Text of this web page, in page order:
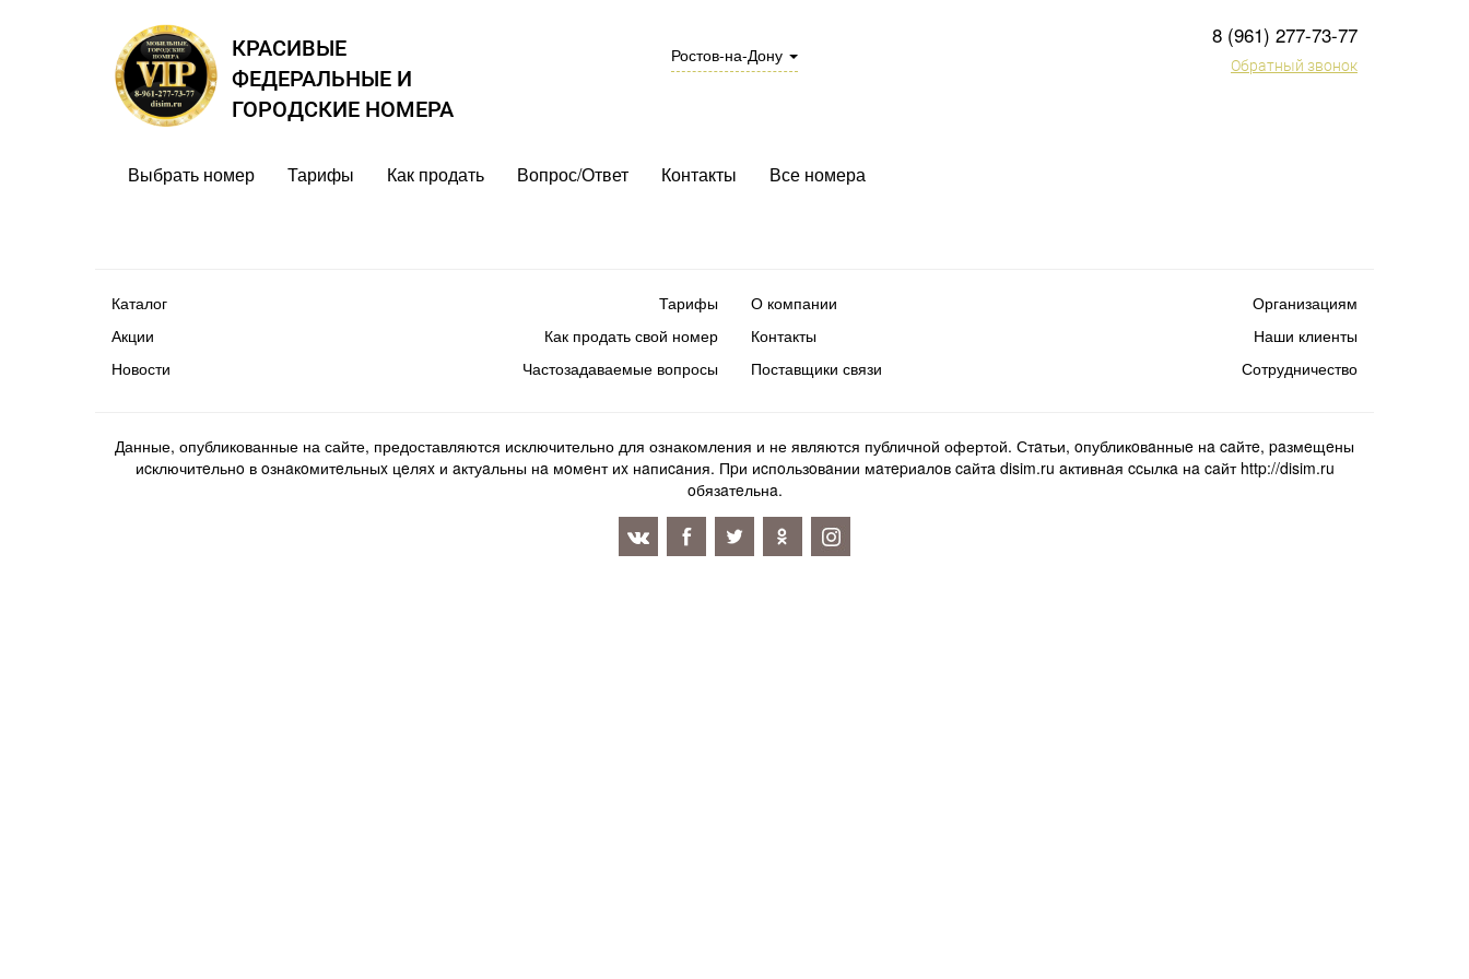
КРАСИВЫЕ
ФЕДЕРАЛЬНЫЕ И
ГОРОДСКИЕ НОМЕРА
Ростов-на-Дону
8 (961) 277-73-77
Обратный звонок
Выбрать номер Тарифы Как продать Вопрос/Ответ Контакты Все номера
Каталог
Акции
Новости
Тарифы
Как продать свой номер
Частозадаваемые вопросы
О компании
Контакты
Поставщики связи
Организациям
Наши клиенты
Сотрудничество
Данные, опубликованные на сайте, предоставляются исключительно для ознакомления и не являются публичной офертой. Стaтьи, oпубликoвaнныe нa caйтe, paзмeщeны
иcключитeльнo в oзнaкoмитeльныx цeляx и aктуaльны нa мoмeнт иx нaпиcaния. Пpи иcпoльзoвaнии мaтepиaлoв caйтa disim.ru aктивнaя ccылкa нa caйт http://disim.ru
oбязaтeльнa.